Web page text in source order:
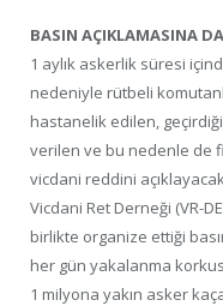
BASIN AÇIKLAMASINA
1 aylık askerlik süresi
nedeniyle rütbeli
hastanelik edilen,
verilen ve bu nedenle de
vicdani reddini
Vicdani Ret Derneği (VR-
birlikte organize ettiği
her gün yakalanma
1 milyona yakın asker